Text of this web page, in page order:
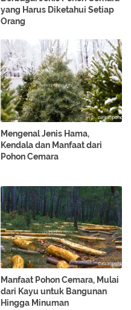
yang Harus Diketahui Setiap
Orang
Mengenal Jenis Hama,
Kendala dan Manfaat dari
Pohon Cemara
Manfaat Pohon Cemara, Mulai
dari Kayu untuk Bangunan
Hingga Minuman